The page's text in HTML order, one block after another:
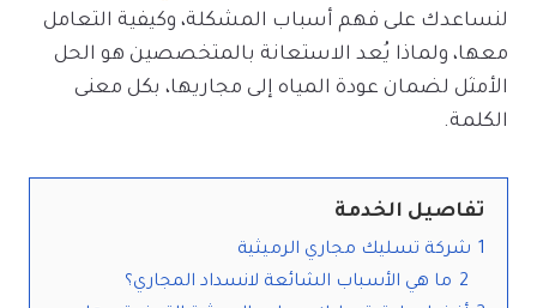
لنساعدك على فهم أسباب المشكلة، وكيفية التعامل
معها، ولماذا يُعد الاستعانة بالمتخصصين هو الحل
الأمثل لضمان عودة المياه إلى مجاريها، بكل معنى
الكلمة.
تفاصيل الخدمة
1 شركة تسليك مجاري الرميثية
2 ما هي الأسباب الشائعة لانسداد المجاري؟